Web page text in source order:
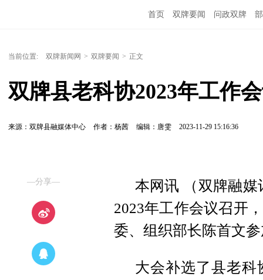
首页 双牌要闻 问政双牌
当前位置: 双牌新闻网 > 双牌要闻 > 正文
双牌县老科协2023年工作
来源：双牌县融媒体中心 作者：杨茜 编辑：唐雯 2023-11-29 15:16:36
—分享—
本网讯 （双牌融媒
2023年工作会议召开
委、组织部长陈首文
大会补选了县老